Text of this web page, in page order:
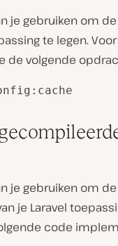
je gebruiken om
te legen.
de volgende
je gebruiken om
je Laravel
code